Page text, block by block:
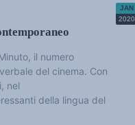
il numero
del cinema. Con
nel
della lingua del
JAN
2020